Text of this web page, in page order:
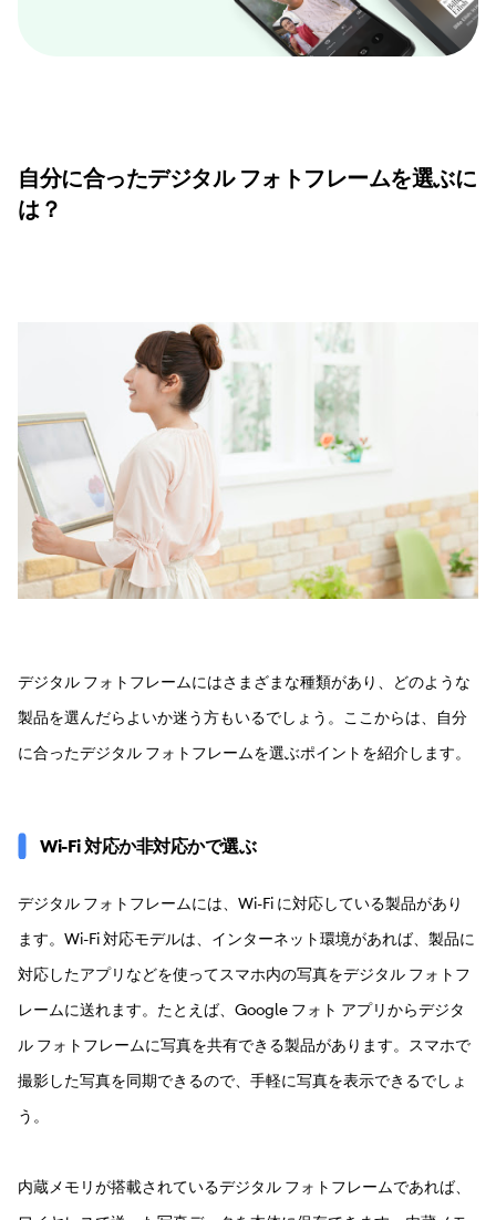
自分に合ったデジタル フォトフレームを選ぶに
は？
デジタル フォトフレームにはさまざまな種類があり、どのような
製品を選んだらよいか迷う方もいるでしょう。ここからは、自分
に合ったデジタル フォトフレームを選ぶポイントを紹介します。
Wi-Fi 対応か非対応かで選ぶ
デジタル フォトフレームには、Wi-Fi に対応している製品があり
ます。Wi-Fi 対応モデルは、インターネット環境があれば、製品に
対応したアプリなどを使ってスマホ内の写真をデジタル フォトフ
レームに送れます。たとえば、Google フォト アプリからデジタ
ル フォトフレームに写真を共有できる製品があります。スマホで
撮影した写真を同期できるので、手軽に写真を表示できるでしょ
う。
内蔵メモリが搭載されているデジタル フォトフレームであれば、